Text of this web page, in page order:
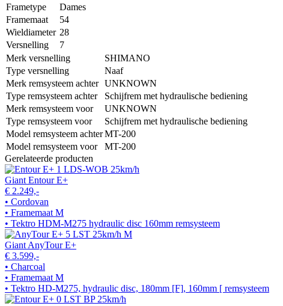
Frametype
Dames
Framemaat
54
Wieldiameter 28
Versnelling
7
Merk versnelling
SHIMANO
Type versnelling
Naaf
Merk remsysteem achter UNKNOWN
Type remsysteem achter
Schijfrem met hydraulische bediening
Merk remsysteem voor
UNKNOWN
Type remsysteem voor
Schijfrem met hydraulische bediening
Model remsysteem achterMT-200
Model remsysteem voor
MT-200
Gerelateerde producten
Giant Entour E+
€ 2.249,-
• Cordovan
• Framemaat M
• Tektro HDM-M275 hydraulic disc 160mm remsysteem
Giant AnyTour E+
€ 3.599,-
• Charcoal
• Framemaat M
• Tektro HD-M275, hydraulic disc, 180mm [F], 160mm [ remsysteem